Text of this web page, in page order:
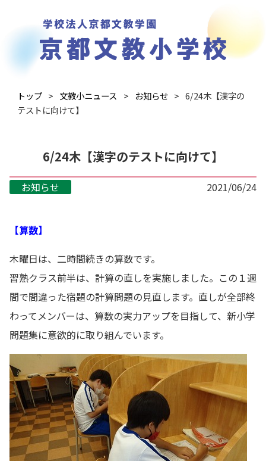
トップ 文教小ニュース お知らせ
6/24木【漢字の
テストに向けて】
6/24木【漢字のテストに向けて】
お知らせ 2021/06/24
【算数】
木曜日は、二時間続きの算数です。
習熟クラス前半は、計算の直しを実施しました。この１週
間で間違った宿題の計算問題の見直します。直しが全部終
わってメンバーは、算数の実力アップを目指して、新小学
問題集に意欲的に取り組んでいます。